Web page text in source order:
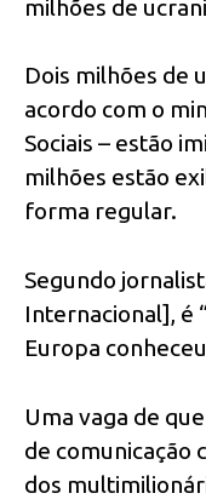
milhões de
Dois milhões de
acordo com o
Sociais – estão
milhões estão
forma regular.
Segundo
Internacional], é
Europa
Uma vaga de
de comunicação
dos